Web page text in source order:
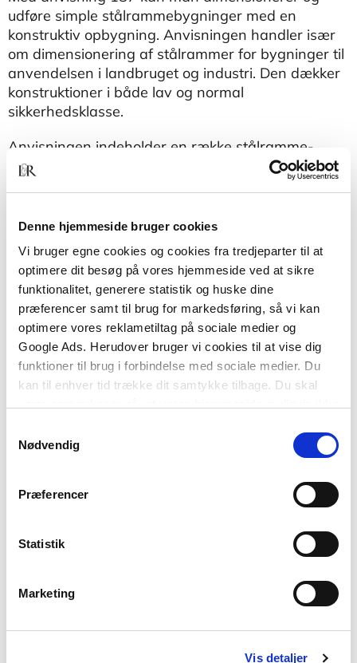
Denne hjemmeside bruger cookies
Vi bruger egne cookies og cookies fra tredjeparter til at
optimere dit besøg på vores hjemmeside ved at sikre
funktionalitet, generere statistik og huske dine
præferencer samt til brug for markedsføring, så vi kan
optimere vores reklametiltag på sociale medier og
Google Ads. Herudover bruger vi cookies til at vise dig
funktioner til brug i forbindelse med sociale medier. Du
kan til enhver tid trække dit samtykke tilbage. Du skal
tilbagetrækker et samtykke.
Nødvendig
Præferencer
Statistik
Marketing
Vis detaljer
udføre simple stålrammebygninger med en
konstruktiv opbygning. Anvisningen handler især
om dimensionering af stålrammer for bygninger til
anvendelsen i landbruget og industri. Den dækker
konstruktioner i både lav og normal
sikkerhedsklasse.
Anvisningen indeholder en række stålramme-,
åse- og vindgittertabeller samt en række
bagest i pdf'en.
Af samme forfatter